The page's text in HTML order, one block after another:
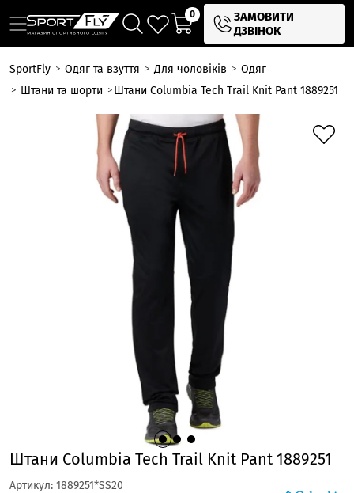
0
ЗАМОВИТИ
ДЗВІНОК
SportFly Одяг та взуття Для чоловіків
Одяг
Штани та шорти
Штани Columbia Tech Trail Knit Pant 1889251
Штани Columbia Tech Trail Knit Pant 1889251
Артикул: 1889251*SS20